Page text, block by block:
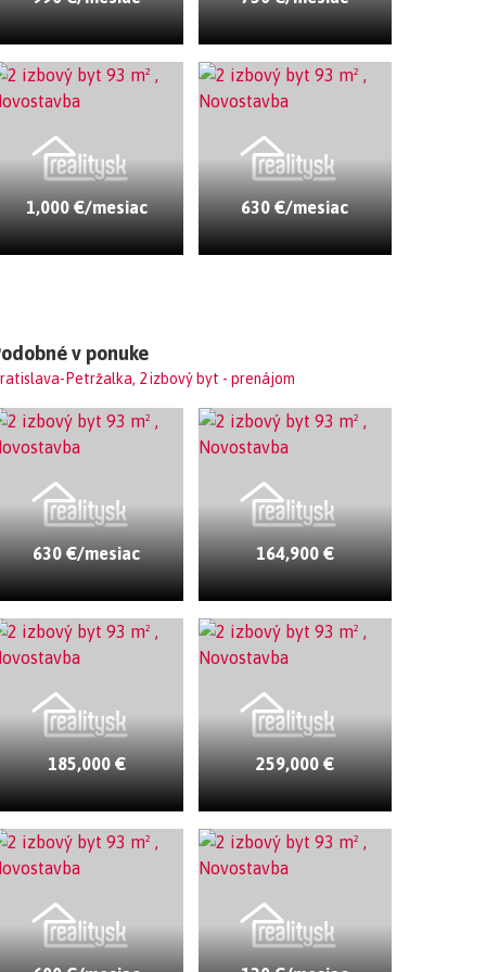
1,000 €/mesiac 630 €/mesiac
v ponuke
Petržalka, 2 izbový byt - prenájom
630 €/mesiac 164,900 €
185,000 € 259,000 €